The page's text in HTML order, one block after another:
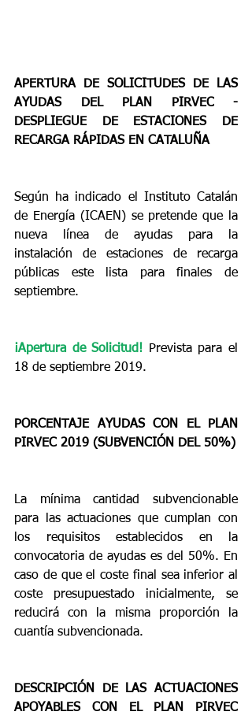
APERTURA DE SOLICITUDES DE LAS
AYUDAS DEL PLAN PIRVEC -
DESPLIEGUE DE ESTACIONES DE
RECARGA RÁPIDAS EN CATALUÑA
Según ha indicado el Instituto Catalán
de Energía (ICAEN) se pretende que la
nueva línea de ayudas para la
instalación de estaciones de recarga
públicas este lista para finales de
septiembre.
¡Apertura de Solicitud!
Prevista para el
18 de septiembre 2019.
PORCENTAJE AYUDAS CON EL PLAN
PIRVEC 2019 (SUBVENCIÓN DEL 50%)
La mínima cantidad subvencionable
para las actuaciones que cumplan con
los requisitos establecidos en la
convocatoria de ayudas es del 50%. En
caso de que el coste final sea inferior al
coste presupuestado inicialmente, se
reducirá con la misma proporción la
cuantía subvencionada.
DESCRIPCIÓN DE LAS ACTUACIONES
APOYABLES CON EL PLAN PIRVEC